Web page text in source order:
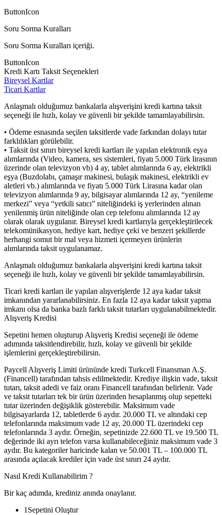
ButtonIcon
Soru Sorma Kuralları
Soru Sorma Kuralları içeriği.
ButtonIcon
Kredi Kartı Taksit Seçenekleri
Bireysel Kartlar
Ticari Kartlar
Anlaşmalı olduğumuz bankalarla alışverişini kredi kartına taksit
seçeneği ile hızlı, kolay ve güvenli bir şekilde tamamlayabilirsin.
• Ödeme esnasında seçilen taksitlerde vade farkından dolayı tutar
farklılıkları görülebilir.
• Taksit üst sınırı bireysel kredi kartları ile yapılan elektronik eşya
alımlarında (Video, kamera, ses sistemleri, fiyatı 5.000 Türk lirasının
üzerinde olan televizyon vb) 4 ay, tablet alımlarında 6 ay, elektrikli
eşya (Buzdolabı, çamaşır makinesi, bulaşık makinesi, elektrikli ev
aletleri vb.) alımlarında ve fiyatı 5.000 Türk Lirasına kadar olan
televizyon alımlarında 9 ay, bilgisayar alımlarında 12 ay, “yenileme
merkezi” veya “yetkili satıcı” niteliğindeki iş yerlerinden alınan
yenilenmiş ürün niteliğinde olan cep telefonu alımlarında 12 ay
olarak olarak uygulanır. Bireysel kredi kartlarıyla gerçekleştirilecek
telekomünikasyon, hediye kart, hediye çeki ve benzeri şekillerde
herhangi somut bir mal veya hizmeti içermeyen ürünlerin
alımlarında taksit uygulanamaz.
Anlaşmalı olduğumuz bankalarla alışverişini kredi kartına taksit
seçeneği ile hızlı, kolay ve güvenli bir şekilde tamamlayabilirsin.
Ticari kredi kartları ile yapılan alışverişlerde 12 aya kadar taksit
imkanından yararlanabilirsiniz. En fazla 12 aya kadar taksit yapma
imkanı olsa da banka bazlı farklı taksit tutarları uygulanabilmektedir.
Alışveriş Kredisi
Sepetini hemen oluşturup Alışveriş Kredisi seçeneği ile ödeme
adımında taksitlendirebilir, hızlı, kolay ve güvenli bir şekilde
işlemlerini gerçekleştirebilirsin.
Paycell Alışveriş Limiti ürününde kredi Turkcell Finansman A.Ş.
(Financell) tarafından tahsis edilmektedir. Krediye ilişkin vade, taksit
tutarı, taksit adedi ve faiz oranı Financell tarafından belirlenir. Vade
ve taksit tutarları tek bir ürün üzerinden hesaplanmış olup sepetteki
tutar üzerinden değişiklik gösterebilir. Maksimum vade
bilgisayarlarda 12, tabletlerde 6 aydır. 20.000 TL ve altındaki cep
telefonlarında maksimum vade 12 ay, 20.000 TL üzerindeki cep
telefonlarında 3 aydır. Örneğin, sepetinizde 22.600 TL ve 19.500 TL
değerinde iki ayrı telefon varsa kullanabileceğiniz maksimum vade 3
aydır. Bu kategoriler haricinde kalan ve 50.001 TL – 100.000 TL
arasında açılacak krediler için vade üst sınırı 24 aydır.
Nasıl Kredi Kullanabilirim ?
Bir kaç adımda, krediniz anında onaylanır.
1 Sepetini Oluştur